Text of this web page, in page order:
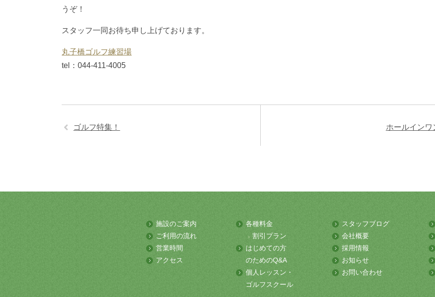
うぞ！
スタッフ一同お待ち申し上げております。
丸子橋ゴルフ練習場
tel：044-411-4005
ゴルフ特集！ ホールインワ
施設のご案内
ご利用の流れ
営業時間
アクセス
各種料金
割引プラン
はじめての方
のためのQ&A
個人レッスン・
ゴルフスクール
スタッフブログ
会社概要
採用情報
お知らせ
お問い合わせ